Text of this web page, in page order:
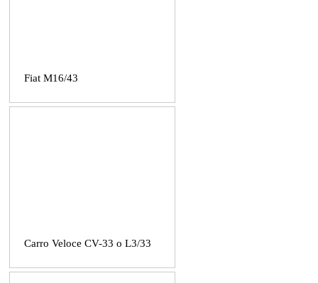
Fiat M16/43
Carro Veloce CV-33 o L3/33